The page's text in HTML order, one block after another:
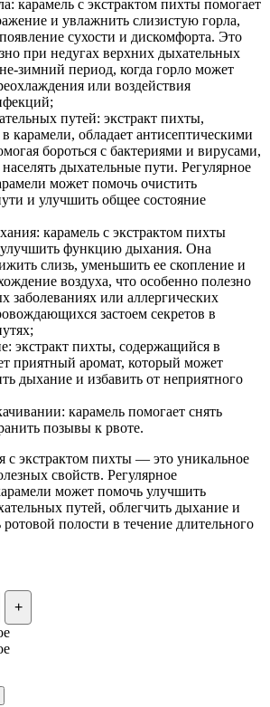
карамель с экстрактом пихты помогает
и увлажнить слизистую горла,
сухости и дискомфорта. Это
при недугах верхних дыхательных
зимний период, когда горло может
или воздействия
путей: экстракт пихты,
карамели, обладает антисептическими
бороться с бактериями и вирусами,
дыхательные пути. Регулярное
может помочь очистить
и улучшить общее состояние
карамель с экстрактом пихты
функцию дыхания. Она
слизь, уменьшить ее скопление и
воздуха, что особенно полезно
заболеваниях или аллергических
застоем секретов в
экстракт пихты, содержащийся в
приятный аромат, который может
дыхание и избавить от неприятного
карамель помогает снять
позывы к рвоте.
с экстрактом пихты — это уникальное
свойств. Регулярное
может помочь улучшить
путей, облегчить дыхание и
ротовой полости в течение длительного
+